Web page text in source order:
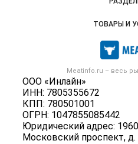
Meatinfo.ru – весь
ООО «Инлайн»
ИНН: 7805355672
КПП: 780501001
ОГРН: 1047855085442
Юридический адрес:
Московский проспект, д.
Контактная
Политика обработки
Новости
ТОВАРЫ И
Мясо,
Скот в
Колбасы,
Мясные
Мясные